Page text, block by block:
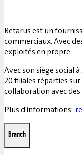
Retarus est un
commerciaux. Avec
exploités en propre.
Avec son siège social
20 filiales réparties
collaboration avec
Plus d'informations :
Branch